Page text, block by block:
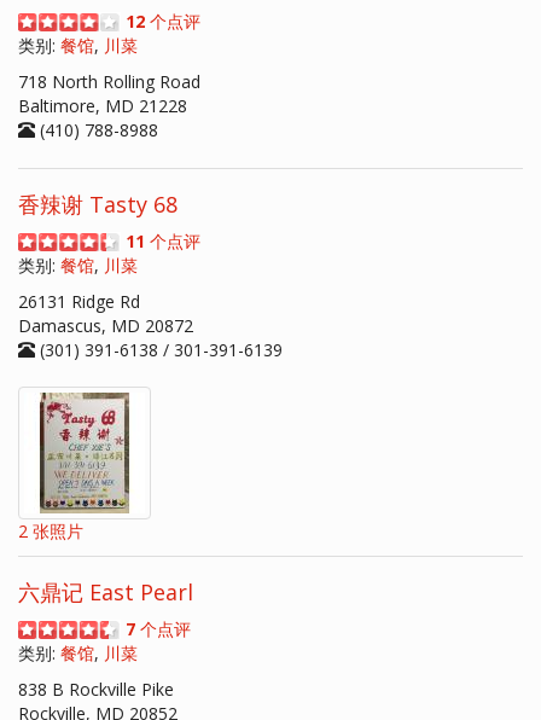
12 个点评
类别: 餐馆, 川菜
718 North Rolling Road
Baltimore, MD 21228
(410) 788-8988
香辣谢 Tasty 68
11 个点评
类别: 餐馆, 川菜
26131 Ridge Rd
Damascus, MD 20872
(301) 391-6138 / 301-391-6139
2 张照片
六鼎记 East Pearl
7 个点评
类别: 餐馆, 川菜
838 B Rockville Pike
Rockville, MD 20852